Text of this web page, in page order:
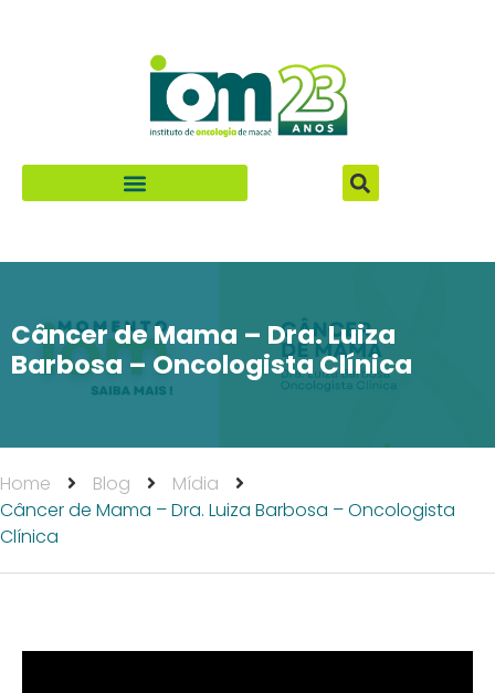
Câncer de Mama – Dra. Luiza
Barbosa – Oncologista Clínica
Home Blog
Mídia
Câncer de Mama – Dra. Luiza Barbosa – Oncologista
Clínica